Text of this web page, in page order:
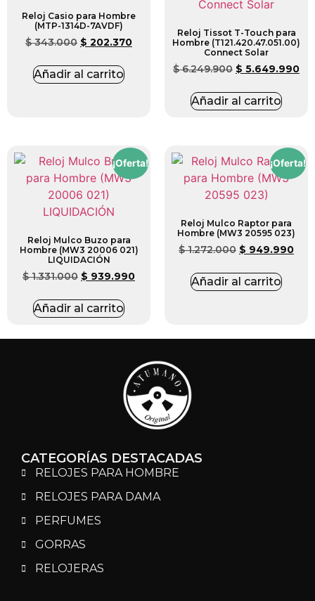
Reloj Casio para Hombre
(MTP-1314D-7AVDF)
$343.000 $ 202.370
Añadir al carrito
Reloj Tissot T-Touch para
Hombre (T121.420.47.051.00)
Connect Solar
$6.249.900 $ 5.649.990
Añadir al carrito
¡Oferta!
Reloj Mulco Buzo para
Hombre (MW3 20006 021)
LIQUIDACIÓN
$1.331.000 $ 939.990
Añadir al carrito
¡Oferta!
Reloj Mulco Raptor para
Hombre (MW3 20595 023)
$1.272.000 $ 949.990
Añadir al carrito
CATEGORÍAS DESTACADAS
RELOJES PARA HOMBRE
RELOJES PARA DAMA
PERFUMES
GORRAS
RELOJERAS